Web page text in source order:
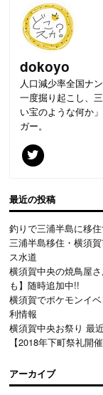
dokoyo
人口減少率全国ナ
一度掘り起こし、
い宝のような何か
ガー。
最近の投稿
釣りで三浦半島に移
三浦半島移住・横須
ス水道
横須賀中央の焼鳥屋
も】随時追加中!!
横須賀でポケモンイ
利情報
横須賀中央お祭り 最
【2018年下町祭礼開催
アーカイブ